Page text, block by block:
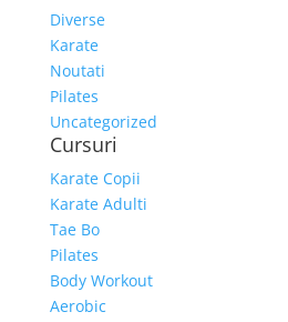
Diverse
Karate
Noutati
Pilates
Uncategorized
Cursuri
Karate Copii
Karate Adulti
Tae Bo
Pilates
Body Workout
Aerobic